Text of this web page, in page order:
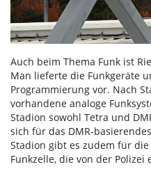
Auch beim Thema Funk ist
Man lieferte die Funkgeräte
Programmierung vor. Nach
vorhandene analoge
Stadion sowohl Tetra und
sich für das DMR-
Stadion gibt es zudem für
Funkzelle, die von der